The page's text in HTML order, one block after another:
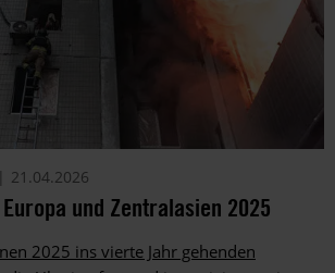
21.04.2026
und Zentralasien 2025
2025 ins vierte Jahr gehenden